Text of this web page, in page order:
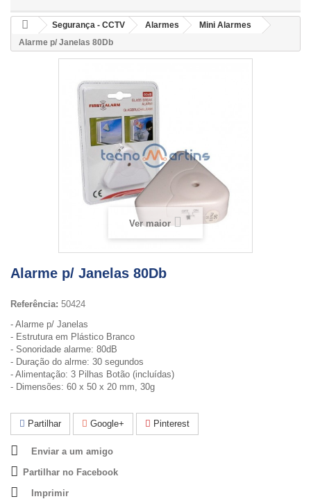
Segurança - CCTV Alarmes
Mini Alarmes
Alarme p/ Janelas 80Db
Ver maior
Alarme p/ Janelas 80Db
Referência: 50424
- Alarme p/ Janelas
- Estrutura em Plástico Branco
- Sonoridade alarme: 80dB
- Duração do alrme: 30 segundos
- Alimentação: 3 Pilhas Botão (incluídas)
- Dimensões: 60 x 50 x 20 mm, 30g
Partilhar Google+ Pinterest
Enviar a um amigo
Partilhar no Facebook
Imprimir